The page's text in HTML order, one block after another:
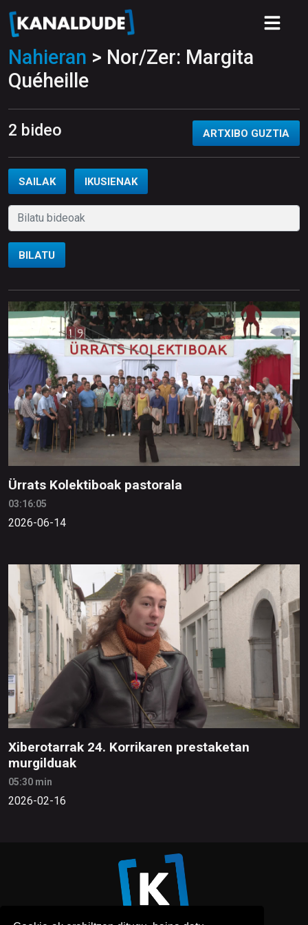
Nahieran > Nor/Zer: Margita
Quéheille
2 bideo ARTXIBO GUZTIA
SAILAK IKUSIENAK
BILATU
Ürrats Kolektiboak pastorala
03:16:05
2026-06-14
Xiberotarrak 24. Korrikaren prestaketan
murgilduak
05:30 min
2026-02-16